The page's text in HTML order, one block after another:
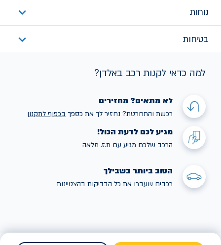
נוחות
בטיחות
למה כדאי לקנות רכב באלדן?
לא מתאים? מחזירים
רכשת והתחרטת? נחזיר לך את כספך בכפוף לתקנון
מגיע לכם לדעת הכול!
הרכב שלכם מגיע עם ת.ז. מלאה
הטוב ביותר בשבילך
רכבים שעברו את כל הבדיקות בהצטיינות